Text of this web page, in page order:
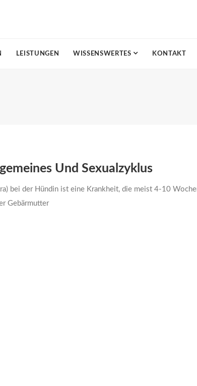
LEISTUNGEN WISSENSWERTES KONTAKT
Und Sexualzyklus
bei der Hündin ist eine Krankheit, die meist 4-10
Gebärmutter